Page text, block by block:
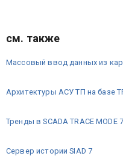
см. также
Массовый ввод данных из
Архитектуры АСУ ТП на базе
Тренды в SCADA TRACE MODE 7
Сервер истории SIAD 7